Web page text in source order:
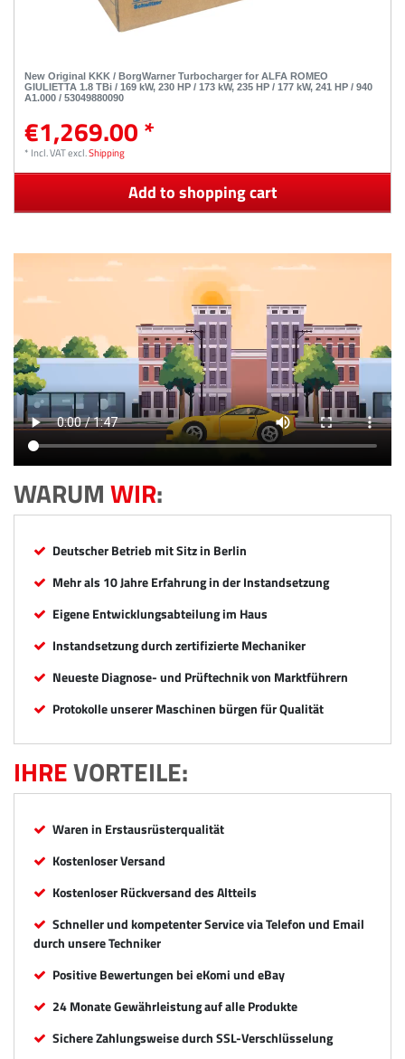
New Original KKK / BorgWarner Turbocharger for ALFA ROMEO
GIULIETTA 1.8 TBi / 169 kW, 230 HP / 173 kW, 235 HP / 177 kW, 241 HP / 940
A1.000 / 53049880090
€1,269.00 *
* Incl. VATexcl.Shipping
Add to shopping cart
WARUMWIR:
Deutscher Betrieb mit Sitz in Berlin
Mehr als 10 Jahre Erfahrung in der Instandsetzung
Eigene Entwicklungsabteilung im Haus
Instandsetzung durch zertifizierte Mechaniker
Neueste Diagnose- und Prüftechnik von Marktführern
Protokolle unserer Maschinen bürgen für Qualität
IHREVORTEILE:
Waren in Erstausrüsterqualität
Kostenloser Versand
Kostenloser Rückversand des Altteils
Schneller und kompetenter Service via Telefon und Email
durch unsere Techniker
Positive Bewertungen bei eKomi und eBay
24 Monate Gewährleistung auf alle Produkte
Sichere Zahlungsweise durch SSL-Verschlüsselung